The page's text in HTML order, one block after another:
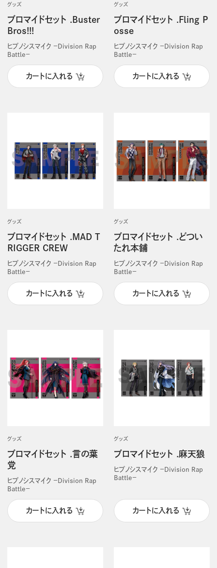
グッズ
ブロマイドセット .Buster
Bros!!!
ヒプノシスマイク －Division Rap
Battle－
カートに入れる
グッズ
ブロマイドセット .Fling P
osse
ヒプノシスマイク －Division Rap
Battle－
カートに入れる
グッズ
ブロマイドセット .MAD T
RIGGER CREW
ヒプノシスマイク －Division Rap
Battle－
カートに入れる
グッズ
ブロマイドセット .どつい
たれ本舗
ヒプノシスマイク －Division Rap
Battle－
カートに入れる
グッズ
ブロマイドセット .言の葉
党
ヒプノシスマイク －Division Rap
Battle－
カートに入れる
グッズ
ブロマイドセット .麻天狼
ヒプノシスマイク －Division Rap
Battle－
カートに入れる